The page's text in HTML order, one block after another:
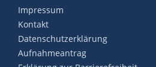
Impressum
Kontakt
Datenschutzerklärung
Aufnahmeantrag